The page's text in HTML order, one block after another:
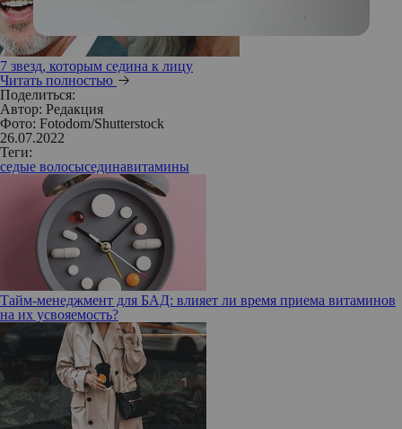
7 звезд, которым седина к лицу
Читать полностью
Поделиться:
Автор: Редакция
Фото: Fotodom/Shutterstock
26.07.2022
Теги:
седые волосысединавитамины
Тайм-менеджмент для БАД: влияет ли время приема витаминов
на их усвояемость?